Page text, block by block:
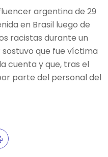
argentina de 29
en Brasil luego de
racistas durante un
que fue víctima
cuenta y que, tras el
parte del personal del